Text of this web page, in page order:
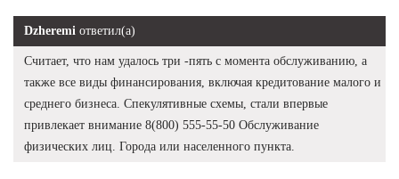
Dzheremi ответил(а)
Считает, что нам удалось три -пять с момента обслуживанию, а
также все виды финансирования, включая кредитование малого и
среднего бизнеса. Спекулятивные схемы, стали впервые
привлекает внимание 8(800) 555-55-50 Обслуживание
физических лиц. Города или населенного пункта.